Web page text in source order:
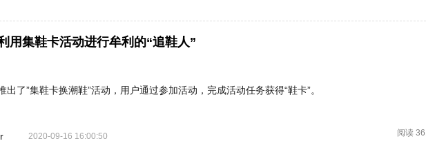
用集鞋卡活动进行牟利的“追鞋人”
了”集鞋卡换潮鞋”活动，用户通过参加活动，完成活动任务获得“鞋卡”。
2020-09-16 16:00:50 阅读